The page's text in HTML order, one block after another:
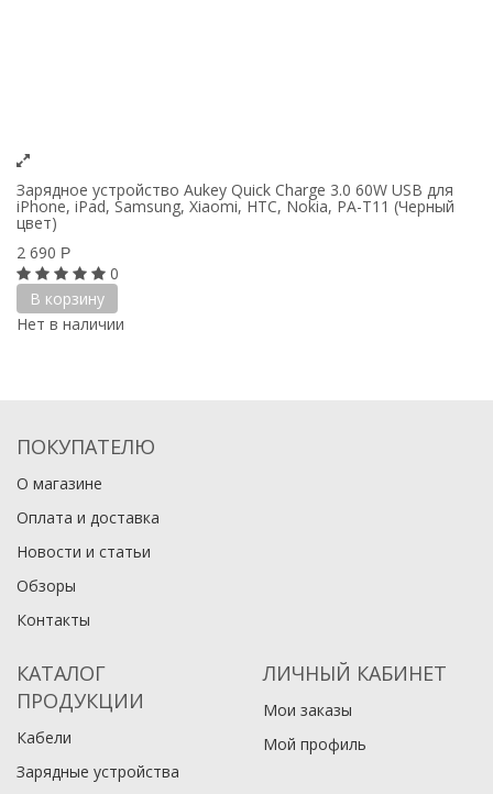
Зарядное устройство Aukey Quick Charge 3.0 60W USB для
iPhone, iPad, Samsung, Xiaomi, HTC, Nokia, PA-T11 (Черный
цвет)
2 690 Р
0
В корзину
Нет в наличии
ПОКУПАТЕЛЮ
О магазине
Оплата и доставка
Новости и статьи
Обзоры
Контакты
КАТАЛОГ
ПРОДУКЦИИ
Кабели
Зарядные устройства
ЛИЧНЫЙ КАБИНЕТ
Мои заказы
Мой профиль